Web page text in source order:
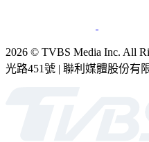
2026 © TVBS Media Inc. All
光路451號 | 聯利媒體股份有